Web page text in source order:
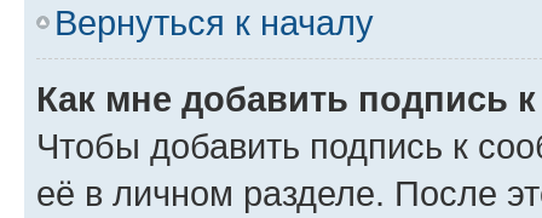
Вернуться к началу
Как мне добавить подпись
Чтобы добавить подпись к
её в личном разделе. После